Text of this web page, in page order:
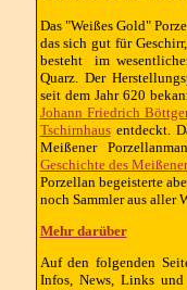
Das "Weißes Gold"
das sich gut für
besteht im
Quarz. Der
seit dem Jahr 620
Johann Friedrich
Tschirnhausentdeckt.
Meißener
Geschichte des
Porzellan begeisterte
noch Sammler aus aller
Mehr darüber
Auf den folgenden
Infos, News, Links